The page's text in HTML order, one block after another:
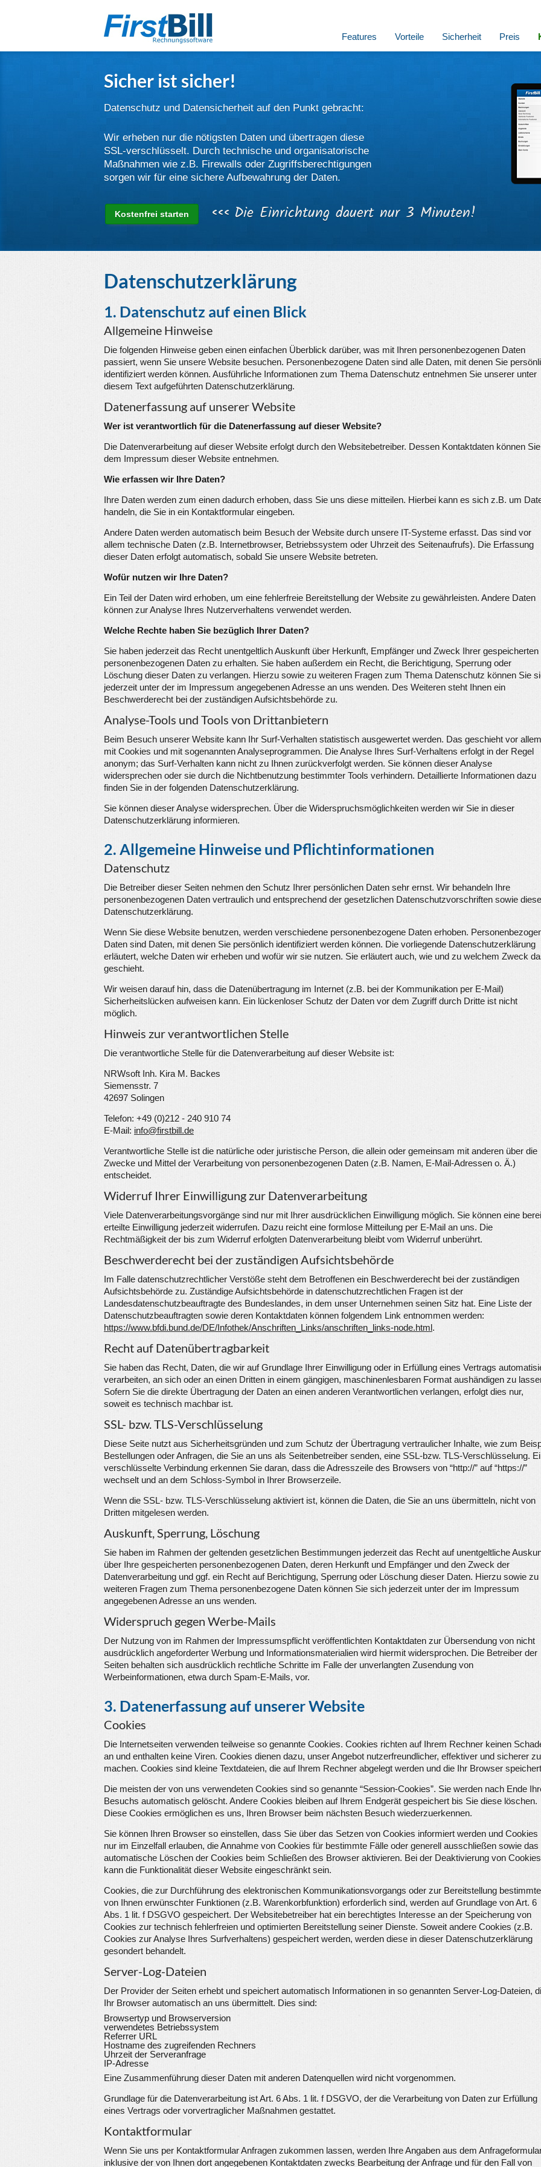
Datenschutzerklärung
1. Datenschutz auf einen Blick
Allgemeine Hinweise
Die folgenden Hinweise geben einen einfachen Überblick darüber, was mit Ihren personenbezogenen Daten
passiert, wenn Sie unsere Website besuchen. Personenbezogene Daten sind alle Daten, mit denen Sie
identifiziert werden können. Ausführliche Informationen zum Thema Datenschutz entnehmen Sie unserer unter
diesem Text aufgeführten Datenschutzerklärung.
Datenerfassung auf unserer Website
Wer ist verantwortlich für die Datenerfassung auf dieser Website?
Die Datenverarbeitung auf dieser Website erfolgt durch den Websitebetreiber. Dessen Kontaktdaten können Sie
dem Impressum dieser Website entnehmen.
Wie erfassen wir Ihre Daten?
Ihre Daten werden zum einen dadurch erhoben, dass Sie uns diese mitteilen. Hierbei kann es sich z.B. um
handeln, die Sie in ein Kontaktformular eingeben.
Andere Daten werden automatisch beim Besuch der Website durch unsere IT-Systeme erfasst. Das sind vor
allem technische Daten (z.B. Internetbrowser, Betriebssystem oder Uhrzeit des Seitenaufrufs). Die Erfassung
dieser Daten erfolgt automatisch, sobald Sie unsere Website betreten.
Wofür nutzen wir Ihre Daten?
Ein Teil der Daten wird erhoben, um eine fehlerfreie Bereitstellung der Website zu gewährleisten. Andere Daten
können zur Analyse Ihres Nutzerverhaltens verwendet werden.
Welche Rechte haben Sie bezüglich Ihrer Daten?
Sie haben jederzeit das Recht unentgeltlich Auskunft über Herkunft, Empfänger und Zweck Ihrer gespeicherten
personenbezogenen Daten zu erhalten. Sie haben außerdem ein Recht, die Berichtigung, Sperrung oder
Löschung dieser Daten zu verlangen. Hierzu sowie zu weiteren Fragen zum Thema Datenschutz können Sie
jederzeit unter der im Impressum angegebenen Adresse an uns wenden. Des Weiteren steht Ihnen ein
Beschwerderecht bei der zuständigen Aufsichtsbehörde zu.
Analyse-Tools und Tools von Drittanbietern
Beim Besuch unserer Website kann Ihr Surf-Verhalten statistisch ausgewertet werden. Das geschieht vor allem
mit Cookies und mit sogenannten Analyseprogrammen. Die Analyse Ihres Surf-Verhaltens erfolgt in der Regel
anonym; das Surf-Verhalten kann nicht zu Ihnen zurückverfolgt werden. Sie können dieser Analyse
widersprechen oder sie durch die Nichtbenutzung bestimmter Tools verhindern. Detaillierte Informationen dazu
finden Sie in der folgenden Datenschutzerklärung.
Sie können dieser Analyse widersprechen. Über die Widerspruchsmöglichkeiten werden wir Sie in dieser
Datenschutzerklärung informieren.
2. Allgemeine Hinweise und Pflichtinformationen
Datenschutz
Die Betreiber dieser Seiten nehmen den Schutz Ihrer persönlichen Daten sehr ernst. Wir behandeln Ihre
personenbezogenen Daten vertraulich und entsprechend der gesetzlichen Datenschutzvorschriften sowie
Datenschutzerklärung.
Wenn Sie diese Website benutzen, werden verschiedene personenbezogene Daten erhoben.
Daten sind Daten, mit denen Sie persönlich identifiziert werden können. Die vorliegende Datenschutzerklärung
erläutert, welche Daten wir erheben und wofür wir sie nutzen. Sie erläutert auch, wie und zu welchem Zweck
geschieht.
Wir weisen darauf hin, dass die Datenübertragung im Internet (z.B. bei der Kommunikation per E-Mail)
Sicherheitslücken aufweisen kann. Ein lückenloser Schutz der Daten vor dem Zugriff durch Dritte ist nicht
möglich.
Hinweis zur verantwortlichen Stelle
Die verantwortliche Stelle für die Datenverarbeitung auf dieser Website ist:
NRWsoft Inh. Kira M. Backes
Siemensstr. 7
42697 Solingen
Telefon: +49 (0)212 - 240 910 74
E-Mail: info@firstbill.de
Verantwortliche Stelle ist die natürliche oder juristische Person, die allein oder gemeinsam mit anderen über die
Zwecke und Mittel der Verarbeitung von personenbezogenen Daten (z.B. Namen, E-Mail-Adressen o. Ä.)
entscheidet.
Widerruf Ihrer Einwilligung zur Datenverarbeitung
Viele Datenverarbeitungsvorgänge sind nur mit Ihrer ausdrücklichen Einwilligung möglich. Sie können eine
erteilte Einwilligung jederzeit widerrufen. Dazu reicht eine formlose Mitteilung per E-Mail an uns. Die
Rechtmäßigkeit der bis zum Widerruf erfolgten Datenverarbeitung bleibt vom Widerruf unberührt.
Beschwerderecht bei der zuständigen Aufsichtsbehörde
Im Falle datenschutzrechtlicher Verstöße steht dem Betroffenen ein Beschwerderecht bei der zuständigen
Aufsichtsbehörde zu. Zuständige Aufsichtsbehörde in datenschutzrechtlichen Fragen ist der
Landesdatenschutzbeauftragte des Bundeslandes, in dem unser Unternehmen seinen Sitz hat. Eine Liste der
Datenschutzbeauftragten sowie deren Kontaktdaten können folgendem Link entnommen werden:
https://www.bfdi.bund.de/DE/Infothek/Anschriften_Links/anschriften_links-node.html.
Recht auf Datenübertragbarkeit
Sie haben das Recht, Daten, die wir auf Grundlage Ihrer Einwilligung oder in Erfüllung eines Vertrags
verarbeiten, an sich oder an einen Dritten in einem gängigen, maschinenlesbaren Format aushändigen zu
Sofern Sie die direkte Übertragung der Daten an einen anderen Verantwortlichen verlangen, erfolgt dies nur,
soweit es technisch machbar ist.
SSL- bzw. TLS-Verschlüsselung
Diese Seite nutzt aus Sicherheitsgründen und zum Schutz der Übertragung vertraulicher Inhalte, wie zum
Bestellungen oder Anfragen, die Sie an uns als Seitenbetreiber senden, eine SSL-bzw. TLS-Verschlüsselung.
verschlüsselte Verbindung erkennen Sie daran, dass die Adresszeile des Browsers von “http://” auf “https://”
wechselt und an dem Schloss-Symbol in Ihrer Browserzeile.
Wenn die SSL- bzw. TLS-Verschlüsselung aktiviert ist, können die Daten, die Sie an uns übermitteln, nicht von
Dritten mitgelesen werden.
Auskunft, Sperrung, Löschung
Sie haben im Rahmen der geltenden gesetzlichen Bestimmungen jederzeit das Recht auf unentgeltliche
über Ihre gespeicherten personenbezogenen Daten, deren Herkunft und Empfänger und den Zweck der
Datenverarbeitung und ggf. ein Recht auf Berichtigung, Sperrung oder Löschung dieser Daten. Hierzu sowie zu
weiteren Fragen zum Thema personenbezogene Daten können Sie sich jederzeit unter der im Impressum
angegebenen Adresse an uns wenden.
Widerspruch gegen Werbe-Mails
Der Nutzung von im Rahmen der Impressumspflicht veröffentlichten Kontaktdaten zur Übersendung von nicht
ausdrücklich angeforderter Werbung und Informationsmaterialien wird hiermit widersprochen. Die Betreiber der
Seiten behalten sich ausdrücklich rechtliche Schritte im Falle der unverlangten Zusendung von
Werbeinformationen, etwa durch Spam-E-Mails, vor.
3. Datenerfassung auf unserer Website
Cookies
Die Internetseiten verwenden teilweise so genannte Cookies. Cookies richten auf Ihrem Rechner keinen
an und enthalten keine Viren. Cookies dienen dazu, unser Angebot nutzerfreundlicher, effektiver und sicherer zu
machen. Cookies sind kleine Textdateien, die auf Ihrem Rechner abgelegt werden und die Ihr Browser
Die meisten der von uns verwendeten Cookies sind so genannte “Session-Cookies”. Sie werden nach Ende
Besuchs automatisch gelöscht. Andere Cookies bleiben auf Ihrem Endgerät gespeichert bis Sie diese löschen.
Diese Cookies ermöglichen es uns, Ihren Browser beim nächsten Besuch wiederzuerkennen.
Sie können Ihren Browser so einstellen, dass Sie über das Setzen von Cookies informiert werden und Cookies
nur im Einzelfall erlauben, die Annahme von Cookies für bestimmte Fälle oder generell ausschließen sowie das
automatische Löschen der Cookies beim Schließen des Browser aktivieren. Bei der Deaktivierung von Cookies
kann die Funktionalität dieser Website eingeschränkt sein.
Cookies, die zur Durchführung des elektronischen Kommunikationsvorgangs oder zur Bereitstellung
von Ihnen erwünschter Funktionen (z.B. Warenkorbfunktion) erforderlich sind, werden auf Grundlage von Art. 6
Abs. 1 lit. f DSGVO gespeichert. Der Websitebetreiber hat ein berechtigtes Interesse an der Speicherung von
Cookies zur technisch fehlerfreien und optimierten Bereitstellung seiner Dienste. Soweit andere Cookies (z.B.
Cookies zur Analyse Ihres Surfverhaltens) gespeichert werden, werden diese in dieser Datenschutzerklärung
gesondert behandelt.
Server-Log-Dateien
Der Provider der Seiten erhebt und speichert automatisch Informationen in so genannten Server-Log-Dateien,
Ihr Browser automatisch an uns übermittelt. Dies sind:
Browsertyp und Browserversion
verwendetes Betriebssystem
Referrer URL
Hostname des zugreifenden Rechners
Uhrzeit der Serveranfrage
IP-Adresse
Eine Zusammenführung dieser Daten mit anderen Datenquellen wird nicht vorgenommen.
Grundlage für die Datenverarbeitung ist Art. 6 Abs. 1 lit. f DSGVO, der die Verarbeitung von Daten zur Erfüllung
eines Vertrags oder vorvertraglicher Maßnahmen gestattet.
Kontaktformular
Wenn Sie uns per Kontaktformular Anfragen zukommen lassen, werden Ihre Angaben aus dem
inklusive der von Ihnen dort angegebenen Kontaktdaten zwecks Bearbeitung der Anfrage und für den Fall von
Sicher ist sicher!
Datenschutz und Datensicherheit auf den Punkt gebracht:
Wir erheben nur die nötigsten Daten und übertragen diese
SSL-verschlüsselt. Durch technische und organisatorische
Maßnahmen wie z.B. Firewalls oder Zugriffsberechtigungen
sorgen wir für eine sichere Aufbewahrung der Daten.
Kostenfrei starten ‹‹‹ Die Einrichtung dauert nur 3 Minuten!
Features Vorteile Sicherheit Preis